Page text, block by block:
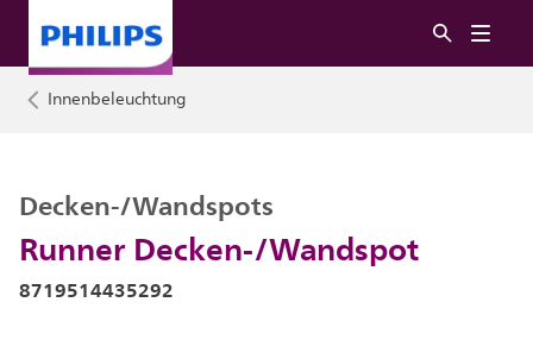
Innenbeleuchtung
Runner Decken-/Wandspot
Decken-/Wandspots
8719514435292